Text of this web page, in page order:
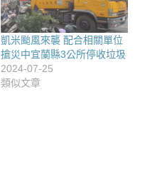
凱米颱風來襲 配合相關單位
搶災中宜蘭縣3公所停收垃圾
2024-07-25
類似文章